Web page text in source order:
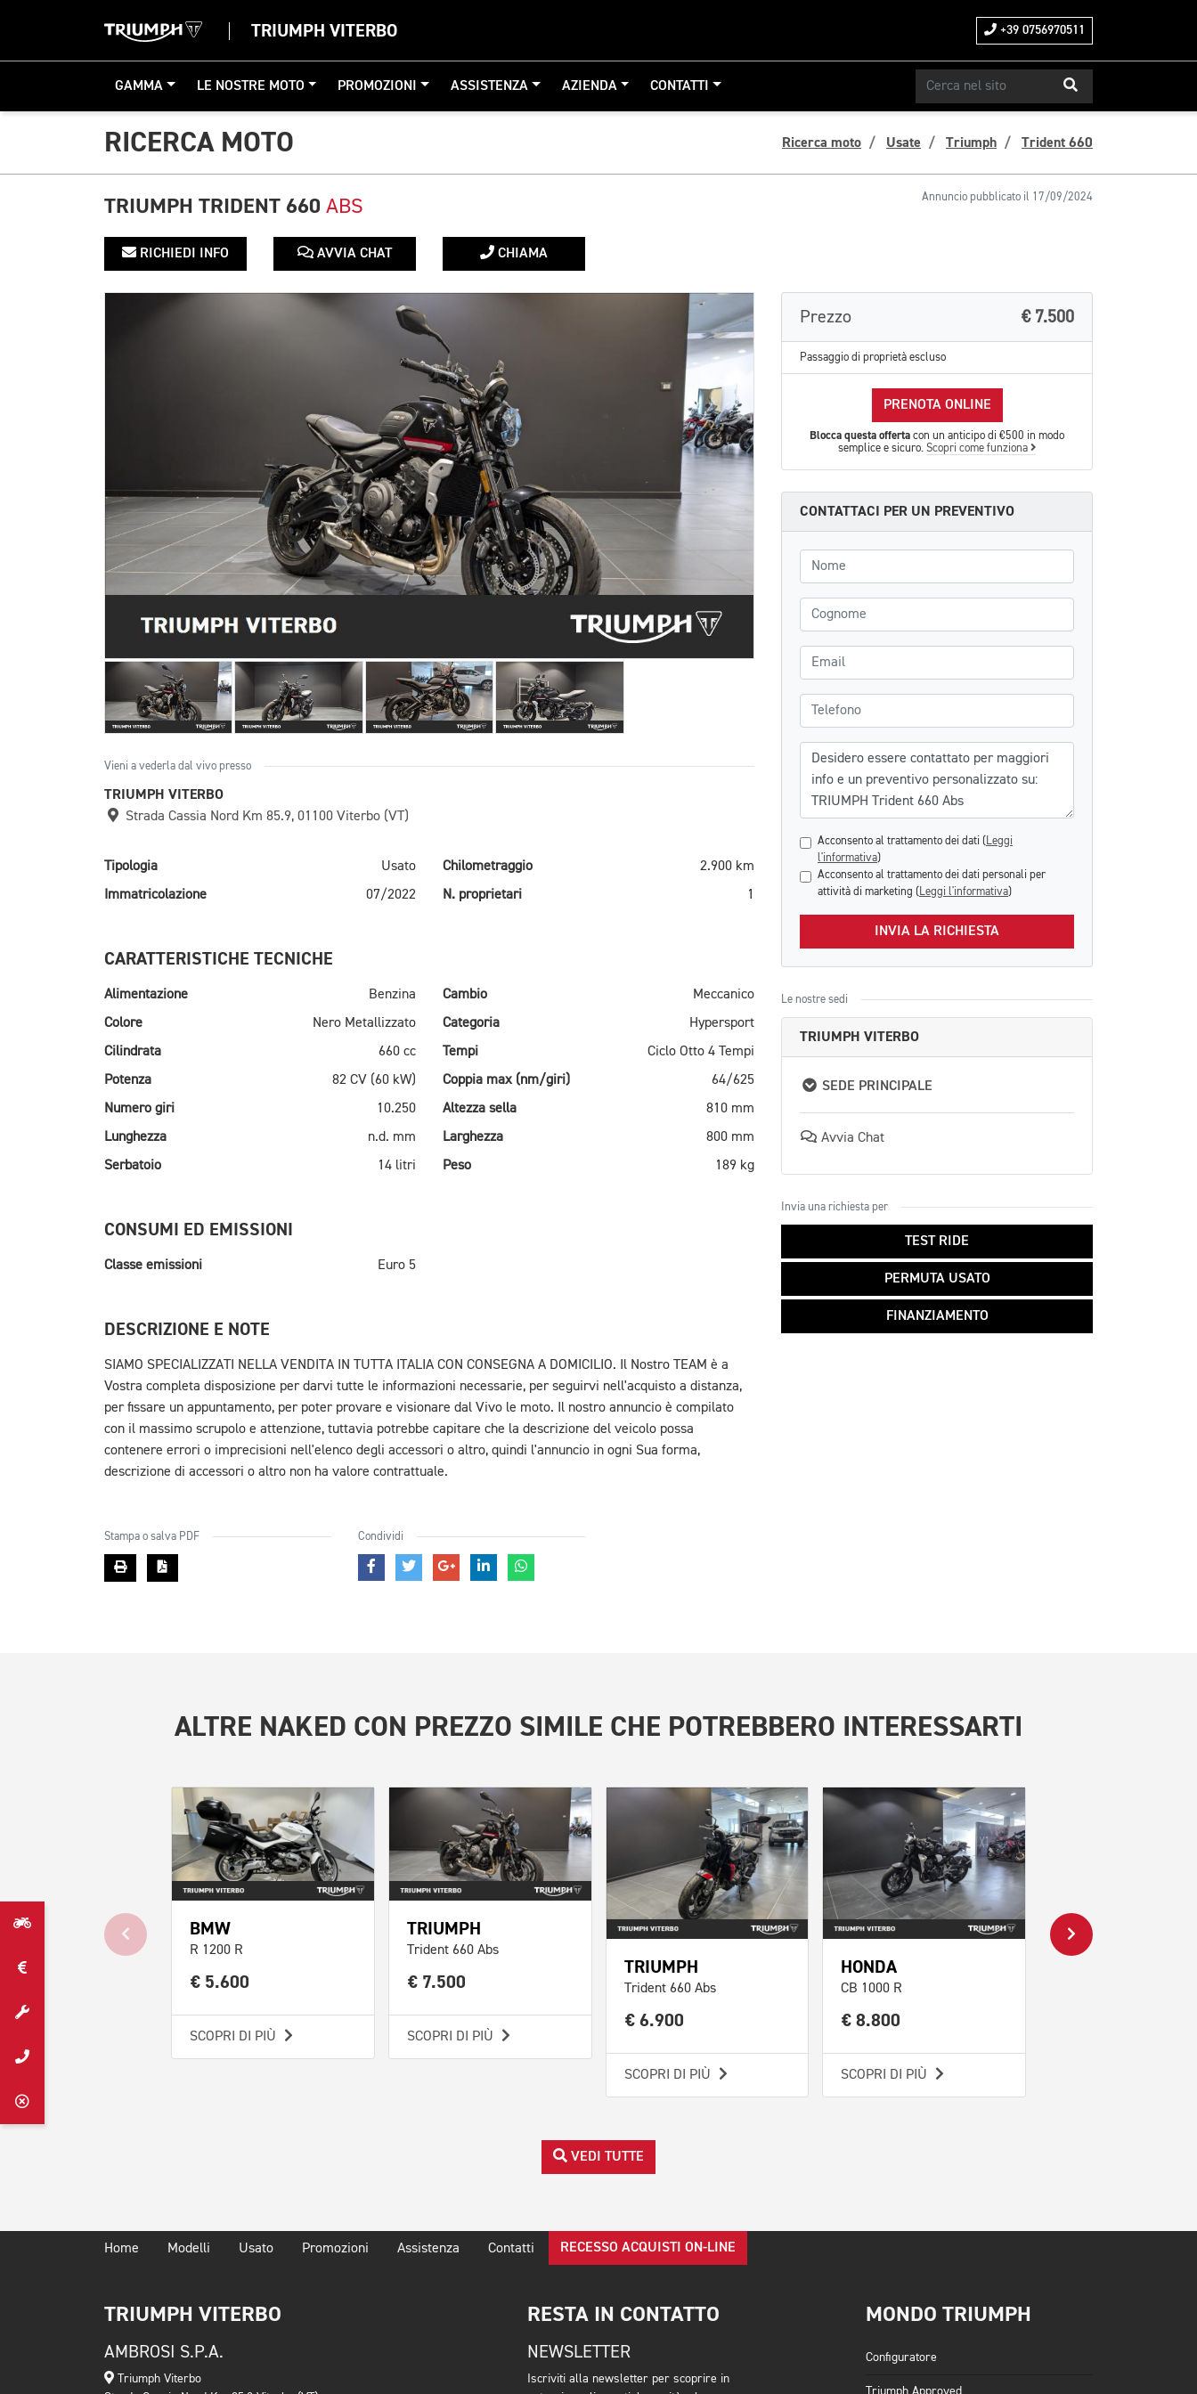
TRIUMPH VITERBO +39 0756970511
GAMMA LE NOSTRE MOTO PROMOZIONI ASSISTENZA AZIENDA CONTATTI
RICERCA MOTO Ricerca moto Usate Triumph Trident 660
Annuncio pubblicato il 17/09/2024
TRIUMPH TRIDENT 660 ABS
RICHIEDI INFO AVVIA CHAT CHIAMA
Vieni a vederla dal vivo presso
TRIUMPH VITERBO
Strada Cassia Nord Km 85.9, 01100 Viterbo (VT)
Tipologia Usato Chilometraggio
2.900 km
Immatricolazione
07/2022 N. proprietari 1
CARATTERISTICHE TECNICHE
Alimentazione Benzina Cambio
Meccanico
Colore
Nero Metallizzato Categoria
Hypersport
Cilindrata
660 cc Tempi
Ciclo Otto 4 Tempi
Potenza
82 CV (60 kW) Coppia max (nm/giri)
64/625
Numero giri
10.250 Altezza sella
810 mm
Lunghezza
n.d. mm Larghezza
800 mm
Serbatoio
14 litri Peso 189 kg
CONSUMI ED EMISSIONI
Classe emissioni Euro 5
DESCRIZIONE E NOTE
SIAMO SPECIALIZZATI NELLA VENDITA IN TUTTA ITALIA CON CONSEGNA A DOMICILIO. Il Nostro TEAM è a
Vostra completa disposizione per darvi tutte le informazioni necessarie, per seguirvi nell'acquisto a distanza,
per fissare un appuntamento, per poter provare e visionare dal Vivo le moto. Il nostro annuncio è compilato
con il massimo scrupolo e attenzione, tuttavia potrebbe capitare che la descrizione del veicolo possa
contenere errori o imprecisioni nell'elenco degli accessori o altro, quindi l'annuncio in ogni Sua forma,
descrizione di accessori o altro non ha valore contrattuale.
Prezzo € 7.500
Passaggio di proprietà escluso
PRENOTA ONLINE
Blocca questa offerta con un anticipo di €500 in modo
semplice e sicuro. Scopri come funziona
CONTATTACI PER UN PREVENTIVO
Nome
Cognome
Email
Telefono
Messaggio
Acconsento al trattamento dei dati ( Leggi
l'informativa)
Acconsento al trattamento dei dati personali per
attività di marketing ( Leggi l'informativa)
INVIA LA RICHIESTA
Le nostre sedi
TRIUMPH VITERBO
SEDE PRINCIPALE
Avvia Chat
Invia una richiesta per
TEST RIDE
PERMUTA USATO
FINANZIAMENTO
Stampa o salva PDF Condividi
ALTRE NAKED CON PREZZO SIMILE CHE POTREBBERO INTERESSARTI
BMW
R 1200 R
€ 5.600
SCOPRI DI PIÙ
TRIUMPH
Trident 660 Abs
€ 7.500
SCOPRI DI PIÙ
TRIUMPH
Trident 660 Abs
€ 6.900
SCOPRI DI PIÙ
HONDA
CB 1000 R
€ 8.800
SCOPRI DI PIÙ
VEDI TUTTE
Home Modelli Usato Promozioni Assistenza Contatti RECESSO ACQUISTI ON-LINE
TRIUMPH VITERBO
AMBROSI S.P.A.
Triumph Viterbo
RESTA IN CONTATTO
NEWSLETTER
Iscriviti alla newsletter per scoprire in
MONDO TRIUMPH
Configuratore
Triumph Approved